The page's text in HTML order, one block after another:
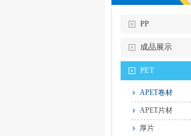
PP
成品展示
PET
APET卷材
APET片材
厚片